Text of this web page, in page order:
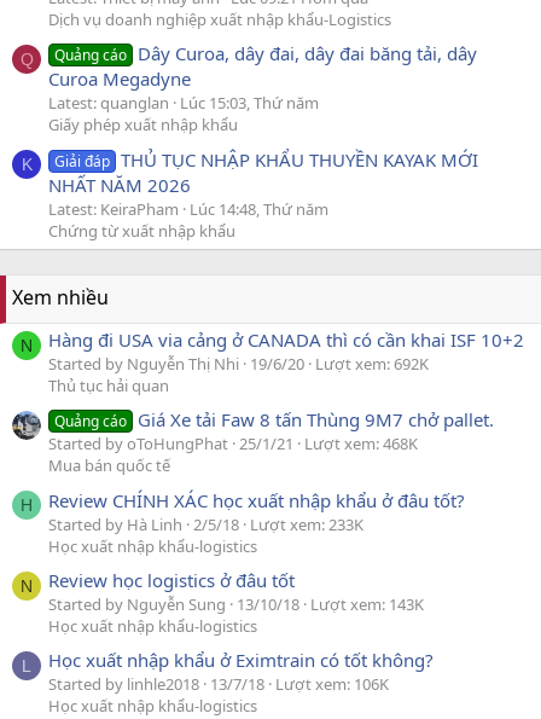
Dịch vụ doanh nghiệp xuất nhập khẩu-Logistics
Q Quảng cáo Dây Curoa, dây đai, dây đai băng tải, dây
Curoa Megadyne
Latest: quanglan
Lúc 15:03, Thứ năm
Giấy phép xuất nhập khẩu
K Giải đáp THỦ TỤC NHẬP KHẨU THUYỀN KAYAK MỚI
NHẤT NĂM 2026
Latest: KeiraPham
Lúc 14:48, Thứ năm
Chứng từ xuất nhập khẩu
Xem nhiều
N Hàng đi USA via cảng ở CANADA thì có cần khai ISF 10+2
Started by Nguyễn Thị Nhi 19/6/20 Lượt xem: 692K
Thủ tục hải quan
Quảng cáo Giá Xe tải Faw 8 tấn Thùng 9M7 chở pallet.
Started by oToHungPhat 25/1/21
Lượt xem: 468K
Mua bán quốc tế
H Review CHÍNH XÁC học xuất nhập khẩu ở đâu tốt?
Started by Hà Linh 2/5/18 Lượt xem: 233K
Học xuất nhập khẩu-logistics
N Review học logistics ở đâu tốt
Started by Nguyễn Sung 13/10/18 Lượt xem: 143K
Học xuất nhập khẩu-logistics
L Học xuất nhập khẩu ở Eximtrain có tốt không?
Started by linhle2018 13/7/18 Lượt xem: 106K
Học xuất nhập khẩu-logistics